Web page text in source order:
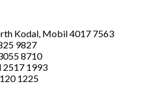
Kodal, Mobil 4017 7563
9827
8710
1993
1225